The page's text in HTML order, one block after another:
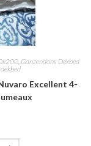
Ganzendons Dekbed
Excellent 4-